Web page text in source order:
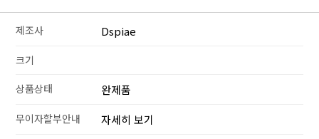
제조사 Dspiae
크기
상품상태
완제품
무이자할부안내 자세히 보기